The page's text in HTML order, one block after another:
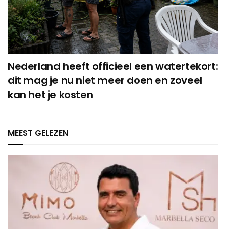
Nederland heeft officieel een watertekort:
dit mag je nu niet meer doen en zoveel
kan het je kosten
MEEST GELEZEN